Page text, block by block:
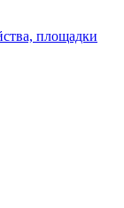
площадки